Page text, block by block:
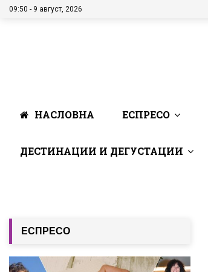
09:50 - 9 август, 2026
НАСЛОВНА ЕСПРЕСО
ДЕСТИНАЦИИ И ДЕГУСТАЦИИ
ЕСПРЕСО